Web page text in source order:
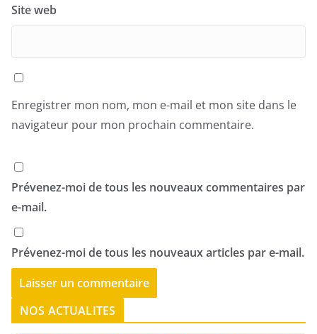
Site web
Enregistrer mon nom, mon e-mail et mon site dans le
navigateur pour mon prochain commentaire.
Prévenez-moi de tous les nouveaux commentaires par
e-mail.
Prévenez-moi de tous les nouveaux articles par e-mail.
NOS ACTUALITES